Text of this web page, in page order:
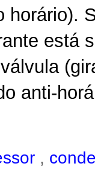
horário).
está
anti-
,